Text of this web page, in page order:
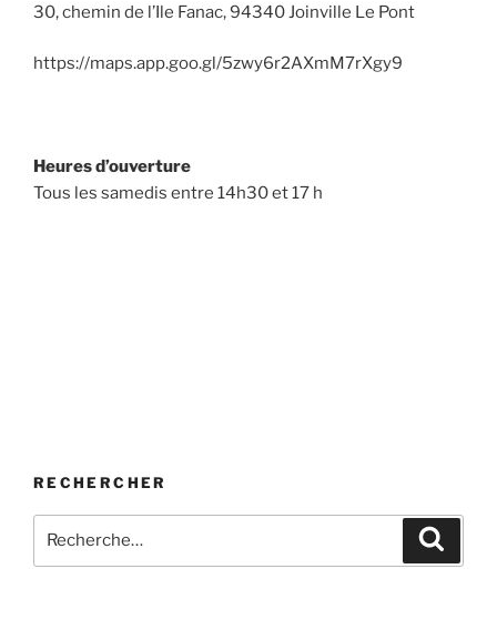
30, chemin de l’Ile Fanac, 94340 Joinville Le Pont
https://maps.app.goo.gl/5zwy6r2AXmM7rXgy9
Heures d’ouverture
Tous les samedis entre 14h30 et 17 h
RECHERCHER
pour